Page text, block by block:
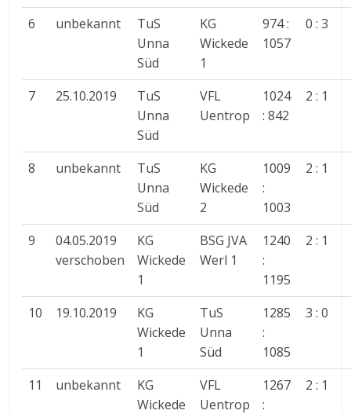
6 unbekannt
TuS
Unna
Süd
KG
Wickede
1
974 :
1057
0 : 3
7 25.10.2019
TuS
Unna
Süd
VFL
Uentrop
1024
: 842
2 : 1
8 unbekannt
TuS
Unna
Süd
KG
Wickede
2
1009
:
1003
2 : 1
9
04.05.2019
verschoben
KG
Wickede
1
BSG JVA
Werl 1
1240
:
1195
2 : 1
10 19.10.2019
KG
Wickede
1
TuS
Unna
Süd
1285
:
1085
3 : 0
11 unbekannt
KG
Wickede
VFL
Uentrop
1267
:
2 : 1